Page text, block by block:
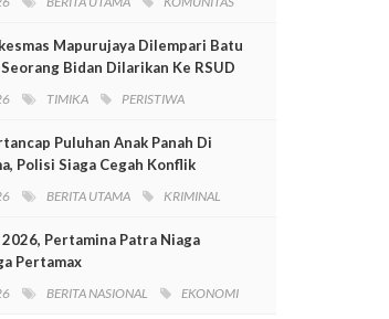
Mapurujaya Dilempari Batu
Bidan Dilarikan Ke RSUD
TIMIKA PERISTIWA
Puluhan Anak Panah Di
Polisi Siaga Cegah Konflik
BERITA UTAMA KRIMINAL
Pertamina Patra Niaga
Pertamax
BERITA NASIONAL EKONOMI